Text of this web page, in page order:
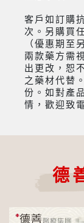
客戶如訂購
次。另購買
（優惠期至
兩款藥方需
出更改，恕
之藥材代替
份。如對產
情，歡迎致
德